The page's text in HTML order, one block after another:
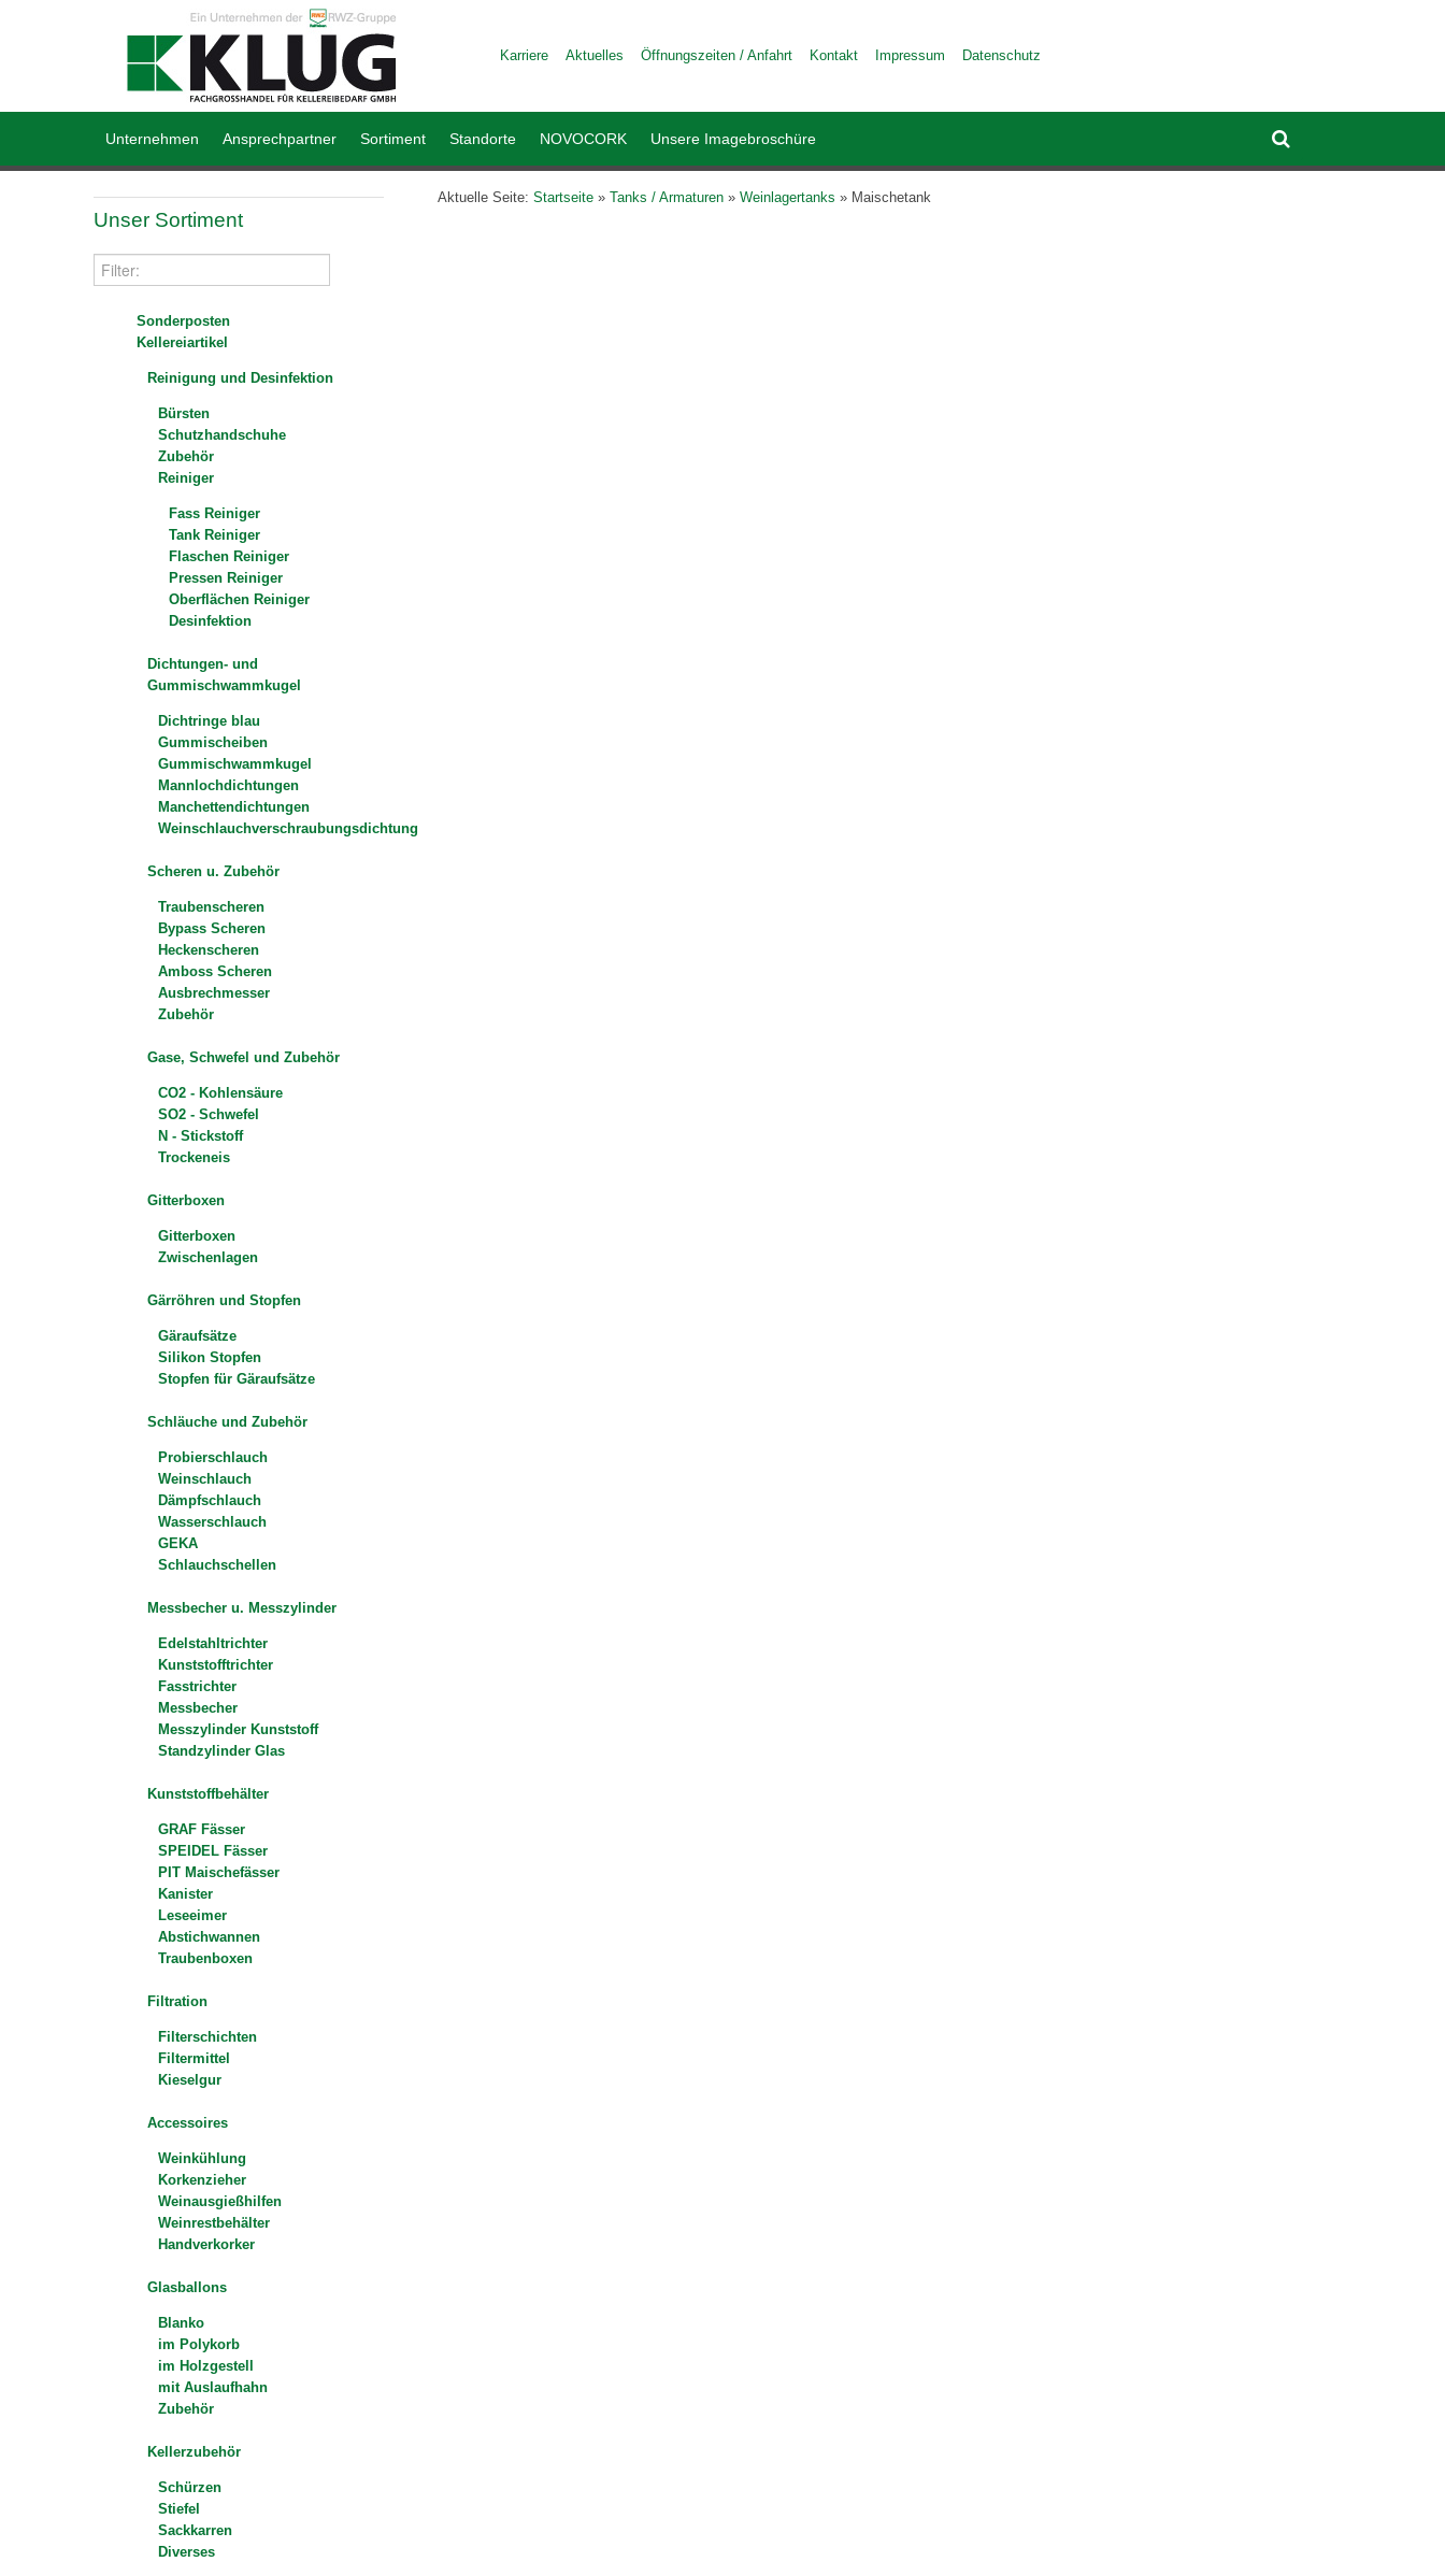
Karriere Aktuelles Öffnungszeiten / Anfahrt Kontakt Impressum Datenschutz
Unternehmen Ansprechpartner Sortiment Standorte NOVOCORK Unsere Imagebroschüre
Unser Sortiment
Sonderposten
Kellereiartikel
Reinigung und Desinfektion
Bürsten
Schutzhandschuhe
Zubehör
Reiniger
Fass Reiniger
Tank Reiniger
Flaschen Reiniger
Pressen Reiniger
Oberflächen Reiniger
Desinfektion
Dichtungen- und
Gummischwammkugel
Dichtringe blau
Gummischeiben
Gummischwammkugel
Mannlochdichtungen
Manchettendichtungen
Weinschlauchverschraubungsdichtung
Scheren u. Zubehör
Traubenscheren
Bypass Scheren
Heckenscheren
Amboss Scheren
Ausbrechmesser
Zubehör
Gase, Schwefel und Zubehör
CO2 - Kohlensäure
SO2 - Schwefel
N - Stickstoff
Trockeneis
Gitterboxen
Gitterboxen
Zwischenlagen
Gärröhren und Stopfen
Gäraufsätze
Silikon Stopfen
Stopfen für Gäraufsätze
Schläuche und Zubehör
Probierschlauch
Weinschlauch
Dämpfschlauch
Wasserschlauch
GEKA
Schlauchschellen
Messbecher u. Messzylinder
Edelstahltrichter
Kunststofftrichter
Fasstrichter
Messbecher
Messzylinder Kunststoff
Standzylinder Glas
Kunststoffbehälter
GRAF Fässer
SPEIDEL Fässer
PIT Maischefässer
Kanister
Leseeimer
Abstichwannen
Traubenboxen
Filtration
Filterschichten
Filtermittel
Kieselgur
Accessoires
Weinkühlung
Korkenzieher
Weinausgießhilfen
Weinrestbehälter
Handverkorker
Glasballons
Blanko
im Polykorb
im Holzgestell
mit Auslaufhahn
Zubehör
Kellerzubehör
Schürzen
Stiefel
Sackkarren
Diverses
Aktuelle Seite: Startseite » Tanks / Armaturen » Weinlagertanks » Maischetank